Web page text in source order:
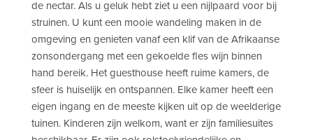
de nectar. Als u geluk hebt ziet u een nijlpaard voor bij
struinen. U kunt een mooie wandeling maken in de
omgeving en genieten vanaf een klif van de Afrikaanse
zonsondergang met een gekoelde fles wijn binnen
hand bereik. Het guesthouse heeft ruime kamers, de
sfeer is huiselijk en ontspannen. Elke kamer heeft een
eigen ingang en de meeste kijken uit op de weelderige
tuinen. Kinderen zijn welkom, want er zijn familiesuites